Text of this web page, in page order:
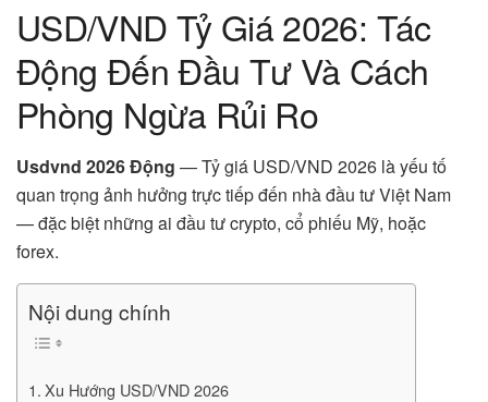
USD/VND Tỷ Giá 2026: Tác
Động Đến Đầu Tư Và Cách
Phòng Ngừa Rủi Ro
Usdvnd 2026 Động — Tỷ giá USD/VND 2026 là yếu tố
quan trọng ảnh hưởng trực tiếp đến nhà đầu tư Việt Nam
— đặc biệt những ai đầu tư crypto, cổ phiếu Mỹ, hoặc
forex.
Nội dung chính
Xu Hướng USD/VND 2026